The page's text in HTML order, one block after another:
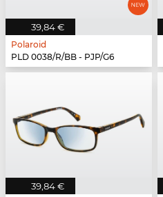
39,84 €
Polaroid
PLD 0038/R/BB - PJP/G6
39,84 €